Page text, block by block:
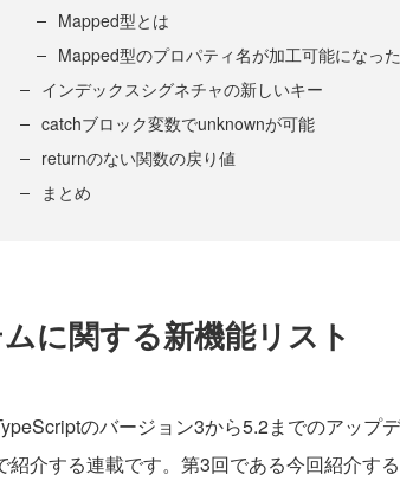
Mapped型とは
Mapped型のプロパティ名が加工可能になった
インデックスシグネチャの新しいキー
catchブロック変数でunknownが可能
returnのない関数の戻り値
まとめ
に関する新機能リスト
のバージョン3から5.2までのアップ
紹介する連載です。第3回である今回紹介す